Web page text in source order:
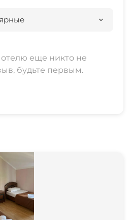
еще никто не
будьте первым.